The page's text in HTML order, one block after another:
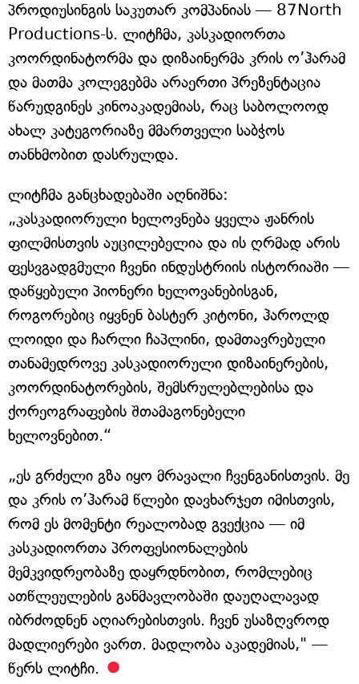
პროდიუსინგის საკუთარ კომპანიას — 87North
Productions-ს. ლიტჩმა, კასკადიორთა
კოორდინატორმა და დიზაინერმა კრის ო’ჰარამ
და მათმა კოლეგებმა არაერთი პრეზენტაცია
წარუდგინეს კინოაკადემიას, რაც საბოლოოდ
ახალ კატეგორიაზე მმართველი საბჭოს
თანხმობით დასრულდა.
ლიტჩმა განცხადებაში აღნიშნა:
„კასკადიორული ხელოვნება ყველა ჟანრის
ფილმისთვის აუცილებელია და ის ღრმად არის
ფესვგადგმული ჩვენი ინდუსტრიის ისტორიაში —
დაწყებული პიონერი ხელოვანებისგან,
როგორებიც იყვნენ ბასტერ კიტონი, ჰაროლდ
ლოიდი და ჩარლი ჩაპლინი, დამთავრებული
თანამედროვე კასკადიორული დიზაინერების,
კოორდინატორების, შემსრულებლებისა და
ქორეოგრაფების შთამაგონებელი
ხელოვნებით.“
„ეს გრძელი გზა იყო მრავალი ჩვენგანისთვის. მე
და კრის ო’ჰარამ წლები დავხარჯეთ იმისთვის,
რომ ეს მომენტი რეალობად გვექცია — იმ
კასკადიორთა პროფესიონალების
მემკვიდრეობაზე დაყრდნობით, რომლებიც
ათწლეულების განმავლობაში დაუღალავად
იბრძოდნენ აღიარებისთვის. ჩვენ უსაზღვროდ
მადლიერები ვართ. მადლობა აკადემიას," —
წერს ლიტჩი.